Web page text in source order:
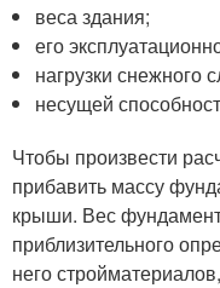
веса здания;
его
нагрузки снежного
несущей
Чтобы произвести
прибавить массу
крыши. Вес
приблизительного
него